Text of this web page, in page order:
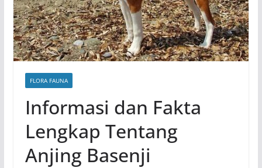
FLORA FAUNA
Informasi dan Fakta
Lengkap Tentang
Anjing Basenji